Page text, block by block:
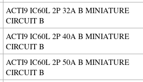
ACTI9 IC60L 2P 32A B MINIATURE
CIRCUIT B
ACTI9 IC60L 2P 40A B MINIATURE
CIRCUIT B
ACTI9 IC60L 2P 50A B MINIATURE
CIRCUIT B